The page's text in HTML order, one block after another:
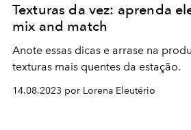
Texturas da vez: aprenda
mix and match
Anote essas dicas e arrase na
texturas mais quentes da estação.
14.08.2023 por Lorena Eleutério